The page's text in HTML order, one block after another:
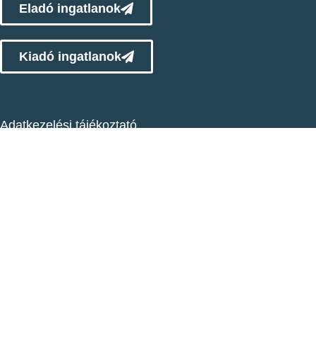
Eladó ingatlanok
Kiadó ingatlanok
Adatkezelési tájékoztató